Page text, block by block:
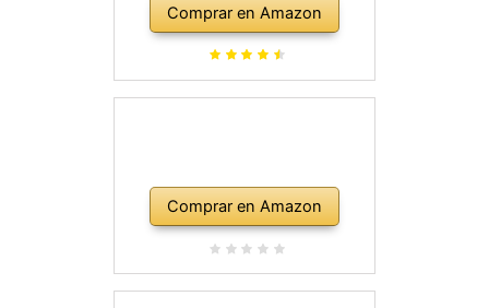
Comprar en Amazon
Comprar en Amazon